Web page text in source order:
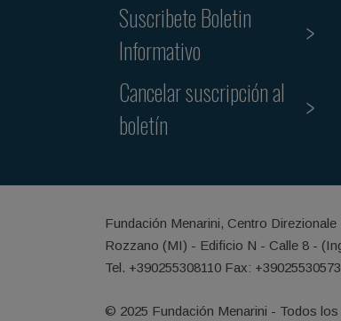
Suscribete Boletin
Informativo
Cancelar suscripción al
boletín
Fundación Menarini, Centro
Rozzano (MI) - Edificio N - Calle 8 -
Tel. +390255308110 Fax:
© 2025 Fundación Menarini - Todos